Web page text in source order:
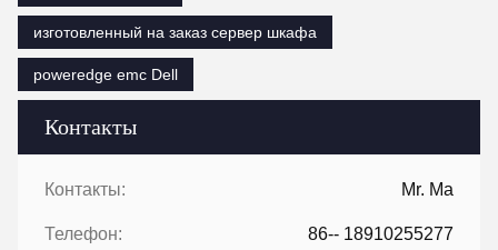
Контакты
Контакты: Mr. Ma
Телефон: 86-- 18910255277
изготовленный на заказ сервер шкафа
poweredge emc Dell